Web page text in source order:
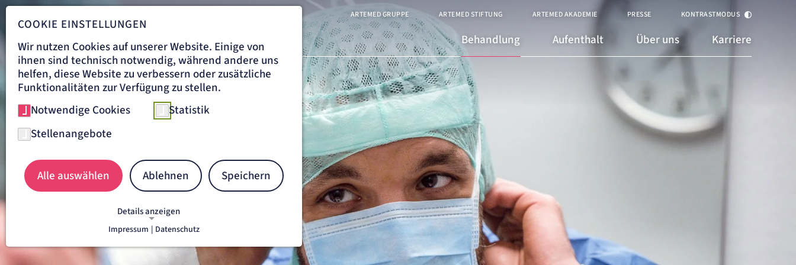
Behandlung Aufenthalt Über uns Karriere
ARTEMED GRUPPE ARTEMED STIFTUNG ARTEMED AKADEMIE PRESSE KONTRASTMODUS
COOKIE EINSTELLUNGEN
Wir nutzen Cookies auf unserer Website. Einige von
ihnen sind technisch notwendig, während andere uns
helfen, diese Website zu verbessern oder zusätzliche
Funktionalitäten zur Verfügung zu stellen.
Notwendige Cookies
Statistik
Stellenangebote
Alle auswählen Ablehnen Speichern
Details anzeigen
Notwendige Cookies ermöglichen grundlegende
Funktionen und sind für die einwandfreie Funktion
Impressum | Datenschutz